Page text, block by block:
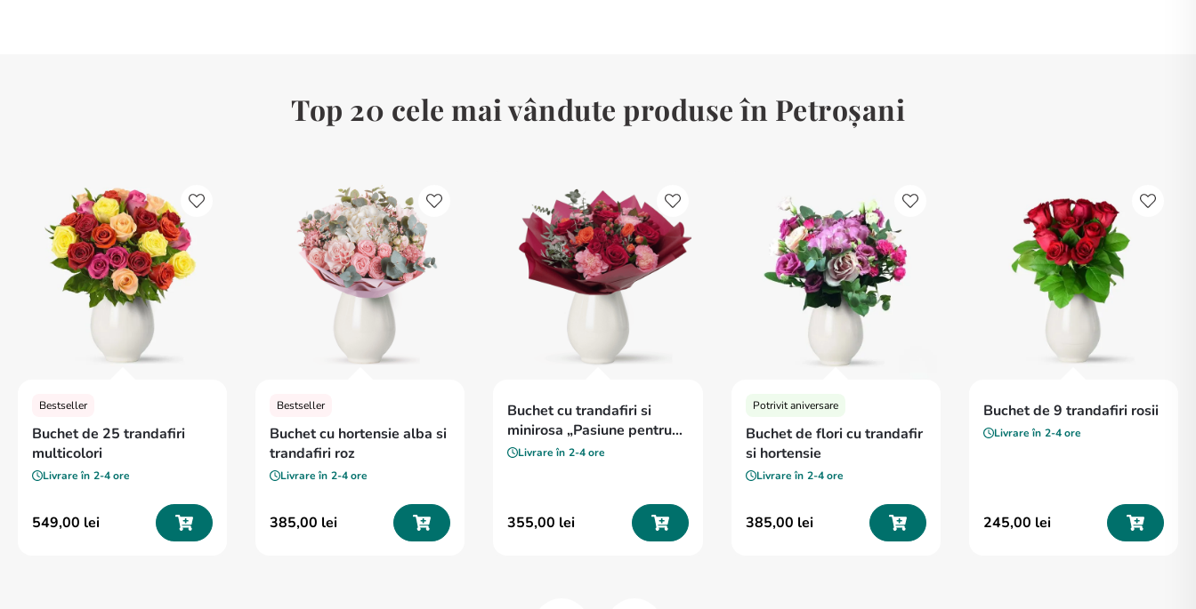
Top 20 cele mai vândute produse în Petroșani
Bestseller
Buchet de 25 trandafiri
multicolori
Livrare în 2-4 ore
549,00 lei
Bestseller
Buchet cu hortensie alba si
trandafiri roz
Livrare în 2-4 ore
385,00 lei
Buchet cu trandafiri si
minirosa „Pasiune pentru
flori”
Livrare în 2-4 ore
355,00 lei
Potrivit aniversare
Buchet de flori cu trandafir
si hortensie
Livrare în 2-4 ore
385,00 lei
Buchet de 9 trandafiri rosii
Livrare în 2-4 ore
245,00 lei